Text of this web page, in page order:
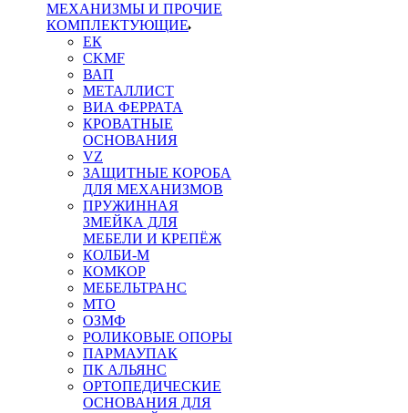
МЕХАНИЗМЫ И ПРОЧИЕ
КОМПЛЕКТУЮЩИЕ
ЕК
CKMF
ВАП
МЕТАЛЛИСТ
ВИА ФЕРРАТА
КРОВАТНЫЕ
ОСНОВАНИЯ
VZ
ЗАЩИТНЫЕ КОРОБА
ДЛЯ МЕХАНИЗМОВ
ПРУЖИННАЯ
ЗМЕЙКА ДЛЯ
МЕБЕЛИ И КРЕПЁЖ
КОЛБИ-М
КОМКОР
МЕБЕЛЬТРАНС
MTO
ОЗМФ
РОЛИКОВЫЕ ОПОРЫ
ПАРМАУПАК
ПК АЛЬЯНС
ОРТОПЕДИЧЕСКИЕ
ОСНОВАНИЯ ДЛЯ